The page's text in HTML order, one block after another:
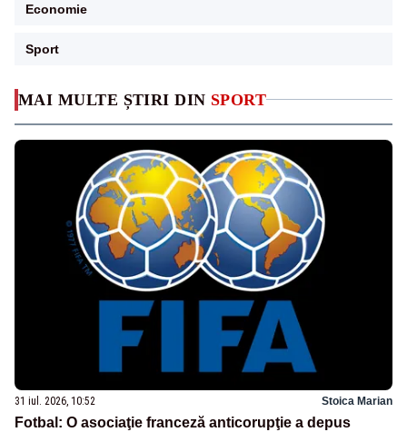
MAI MULTE ȘTIRI DIN SPORT
31 iul. 2026, 10:52 Stoica Marian
Fotbal: O asociaţie franceză anticorupţie a depus
Economie
Sport